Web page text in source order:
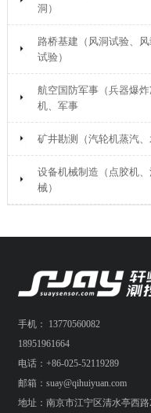
洞）
路桥基建（风洞试验、
试验）
航空国防军事（兵器爆
机、军事
矿井勘测（汽轮机蒸汽
设备机械制造（点胶机
械）
手机： 13770560082
18951961664
电话：+86-025-52119289
邮箱：suay@qihuiyuan.com
地址：南京市江宁区清水亭西路